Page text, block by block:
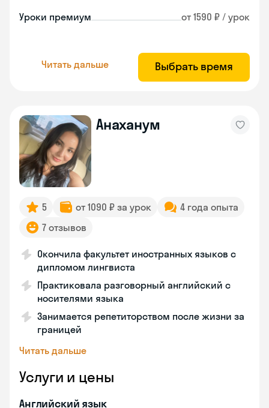
Уроки премиум от 1590 ₽ / урок
Читать дальше Выбрать время
Анаханум
5 от 1090 ₽ за урок
4 года опыта
7 отзывов
Окончила факультет иностранных языков с
дипломом лингвиста
Практиковала разговорный английский с
носителями языка
Занимается репетиторством после жизни за
границей
Читать дальше
Услуги и цены
Английский язык